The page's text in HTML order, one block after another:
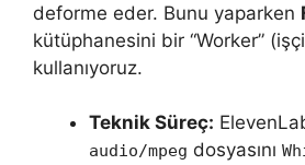
deforme eder. Bunu yaparken
kütüphanesini bir “Worker”
kullanıyoruz.
Teknik Süreç:
audio/mpeg dosyasını